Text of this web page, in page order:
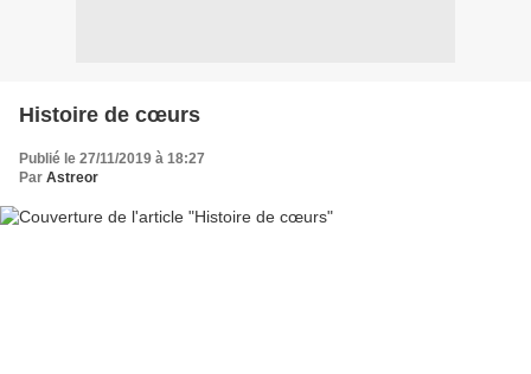
Histoire de cœurs
Publié le 27/11/2019 à 18:27
Par Astreor